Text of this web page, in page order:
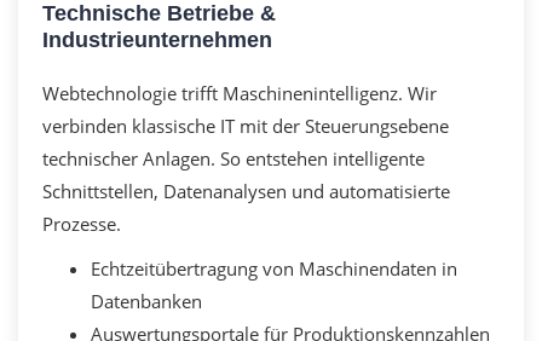
Technische Betriebe &
Industrieunternehmen
Webtechnologie trifft Maschinenintelligenz. Wir
verbinden klassische IT mit der Steuerungsebene
technischer Anlagen. So entstehen intelligente
Schnittstellen, Datenanalysen und automatisierte
Prozesse.
Echtzeitübertragung von Maschinendaten in
Datenbanken
Auswertungsportale für Produktionskennzahlen